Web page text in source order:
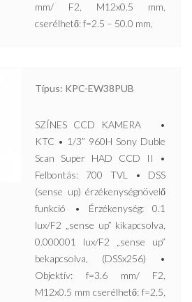
mm/ F2, M12x0.5 mm,
cserélhető: f=2.5 – 50.0 mm,
Típus: KPC-EW38PUB
SZÍNES CCD KAMERA •
KTC • 1/3” 960H Sony Duble
Scan Super HAD CCD II •
Felbontás: 700 TVL • DSS
(sense up) érzékenységnövelő
funkció • Érzékenység: 0.1
lux/F2 „sense up” kikapcsolva,
0.000001 lux/F2 „sense up”
bekapcsolva, (DSSx256) •
Objektív: f=3.6 mm/ F2,
M12x0.5 mm cserélhető: f=2.5,